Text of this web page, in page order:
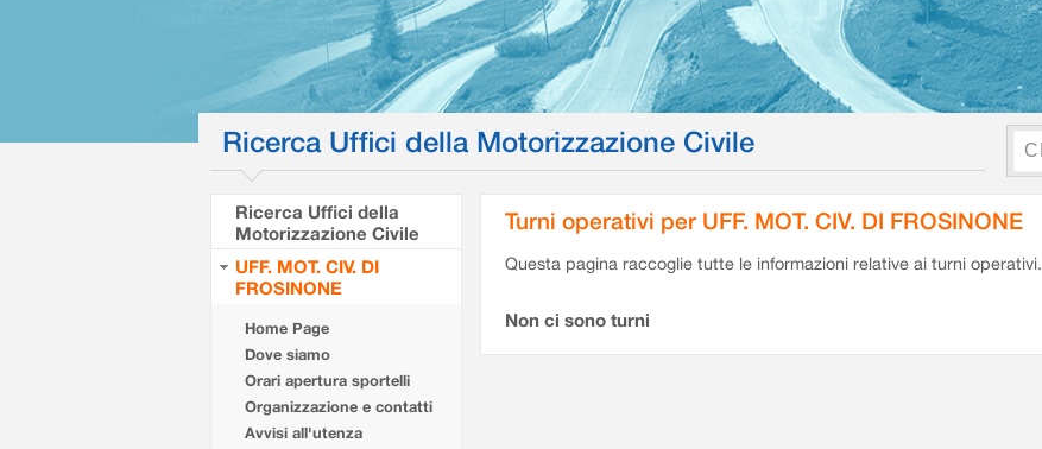
Ricerca Uffici della Motorizzazione Civile
Ricerca Uffici della
Motorizzazione Civile
UFF. MOT. CIV. DI
FROSINONE
Home Page
Dove siamo
Orari apertura sportelli
Organizzazione e contatti
Avvisi all'utenza
Turni operativi per UFF. MOT. CIV. DI FROSINONE
Questa pagina raccoglie tutte le informazioni relative ai turni operativi.
Non ci sono turni